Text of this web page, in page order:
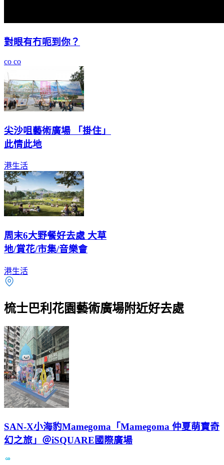
對眼有冇呃到你？
co co
尖沙咀藝術廣場 「掛住」
此情此地
港生活
周末6大野餐好去處 大草
地/賞花/市集/音樂會
港生活
梳士巴利花園藝術廣場附近好去處
SAN-X小海豹Mamegoma「Mamegoma 仲夏萌寶奇
幻之旅」＠iSQUARE國際廣場